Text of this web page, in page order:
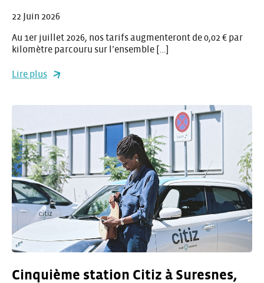
22 Juin 2026
Au 1er juillet 2026, nos tarifs augmenteront de 0,02 € par
kilomètre parcouru sur l’ensemble […]
Lire plus
Cinquième station Citiz à Suresnes,